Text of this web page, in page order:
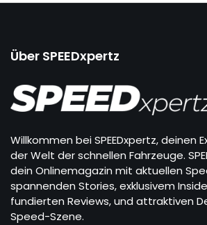
Über SPEEDxpertz
Willkommen bei SPEEDxpertz, deinen
der Welt der schnellen Fahrzeuge.
dein Onlinemagazin mit aktuellen
spannenden Stories, exklusivem
fundierten Reviews, und attraktiven
Speed-Szene.